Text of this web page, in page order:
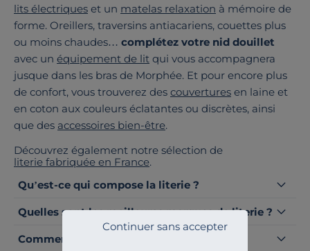
Continuer sans accepter
lits électriques et un matelas relaxation à mémoire de
forme. Oreillers, traversins antiacariens, couettes plus
ou moins chaudes… complétez votre nid douillet
avec un équipement de lit qui vous accompagnera
jusque dans les bras de Morphée. Et pour encore plus
de confort, vous trouverez des couvertures en laine et
en coton aux couleurs éclatantes ou discrètes, ainsi
que des accessoires bien-être.
Découvrez également notre sélection de
literie fabriquée en France.
Qu’est-ce qui compose la literie ?
Quelles sont les meilleures marques de literie ?
Comment rendre un lit plus confortable ?